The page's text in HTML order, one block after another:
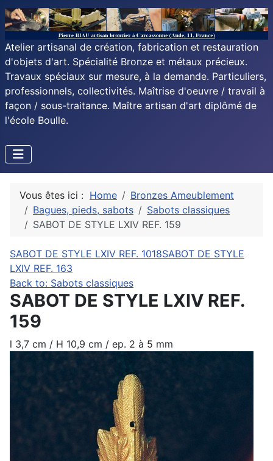
Atelier artisanal de création, fabrication et restauration
d'objets d'art. Spécialité Bronze et métaux précieux.
Travaux spéciaux sur mesure, à la demande. Particuliers,
professionnels, collectivités. Maîtrise d'oeuvre / travail à
façon / sous-traitance. Maître artisan d'art diplômé de
l'école Boulle.
Vous êtes ici : Home
Bronzes Ameublement
Bagues, pieds, sabots
Sabots classiques
SABOT DE STYLE LXIV REF. 159
SABOT DE STYLE LXIV REF. 1018SABOT DE STYLE
LXIV REF. 163
Back to: Sabots classiques
SABOT DE STYLE LXIV REF.
159
l 3,7 cm / H 10,9 cm / ep. 2 à 5 mm